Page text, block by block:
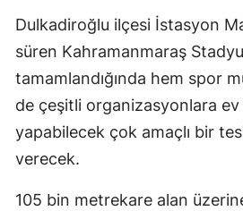
Dulkadiroğlu ilçesi İstasyon
süren Kahramanmaraş
tamamlandığında hem spor
de çeşitli organizasyonlara
yapabilecek çok amaçlı bir
verecek.
105 bin metrekare alan